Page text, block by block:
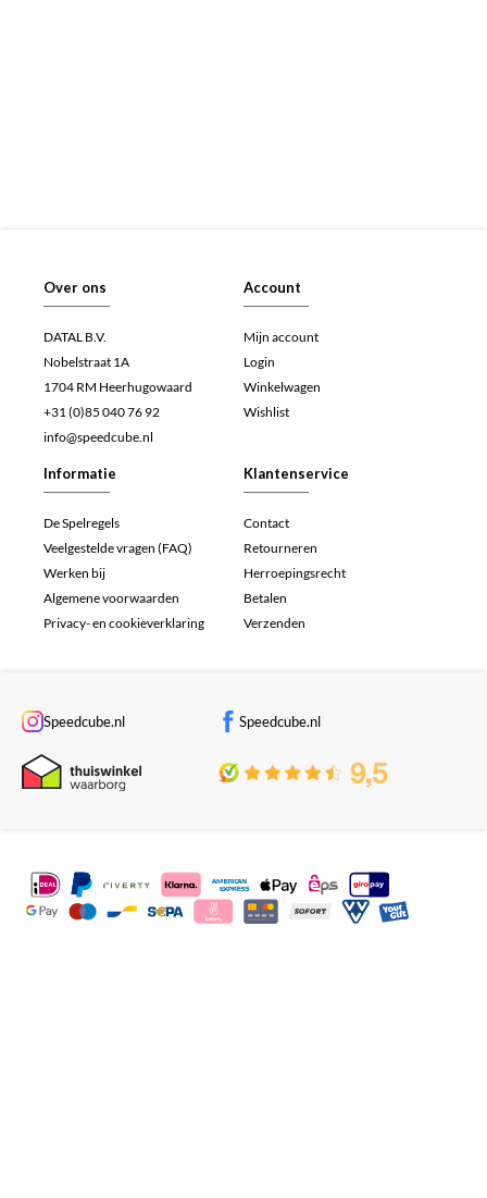
Over ons
DATAL B.V.
Nobelstraat 1A
1704 RM Heerhugowaard
+31 (0)85 040 76 92
info@speedcube.nl
Account
Mijn account
Login
Winkelwagen
Wishlist
Informatie
De Spelregels
Veelgestelde vragen (FAQ)
Werken bij
Algemene voorwaarden
Privacy- en cookieverklaring
Klantenservice
Contact
Retourneren
Herroepingsrecht
Betalen
Verzenden
Speedcube.nl Speedcube.nl